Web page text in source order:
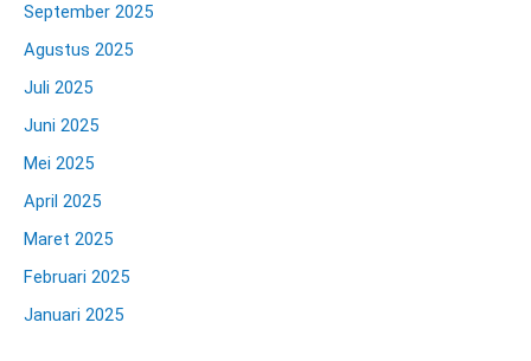
September 2025
Agustus 2025
Juli 2025
Juni 2025
Mei 2025
April 2025
Maret 2025
Februari 2025
Januari 2025